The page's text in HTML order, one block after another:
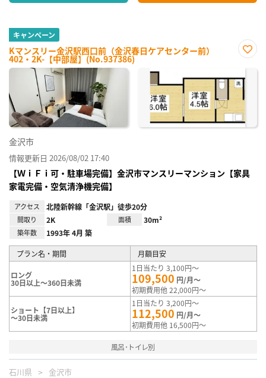
キャンペーン
Kマンスリー金沢駅西口前（金沢春日ケアセンター前）
402・2K-【中部屋】(No.937386)
に入
り登
録
金沢市
情報更新日 2026/08/02 17:40
【ＷｉＦｉ可・駐車場完備】金沢市マンスリーマンション【家具
家電完備・空気清浄機完備】
アクセス 北陸新幹線「金沢駅」徒歩20分
間取り 2K 面積 30m²
築年数 1993年 4月 築
プラン名・期間 月額目安
ロング
30日以上～360日未満
1日当たり 3,100円～
109,500 円/月～
初期費用他 22,000円～
ショート【7日以上】
～30日未満
1日当たり 3,200円～
112,500 円/月～
初期費用他 16,500円～
風呂･トイレ別
石川県 金沢市